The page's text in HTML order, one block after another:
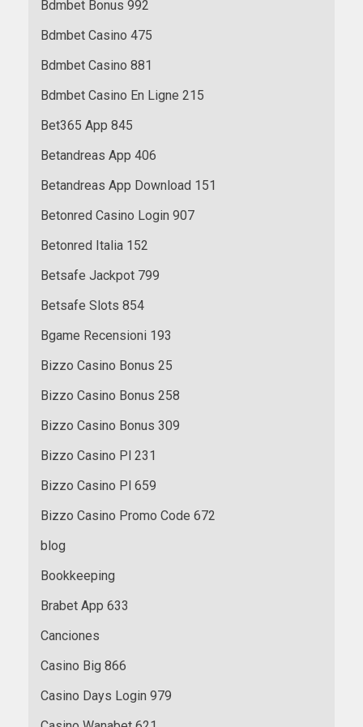
Bdmbet Bonus 992
Bdmbet Casino 475
Bdmbet Casino 881
Bdmbet Casino En Ligne 215
Bet365 App 845
Betandreas App 406
Betandreas App Download 151
Betonred Casino Login 907
Betonred Italia 152
Betsafe Jackpot 799
Betsafe Slots 854
Bgame Recensioni 193
Bizzo Casino Bonus 25
Bizzo Casino Bonus 258
Bizzo Casino Bonus 309
Bizzo Casino Pl 231
Bizzo Casino Pl 659
Bizzo Casino Promo Code 672
blog
Bookkeeping
Brabet App 633
Canciones
Casino Big 866
Casino Days Login 979